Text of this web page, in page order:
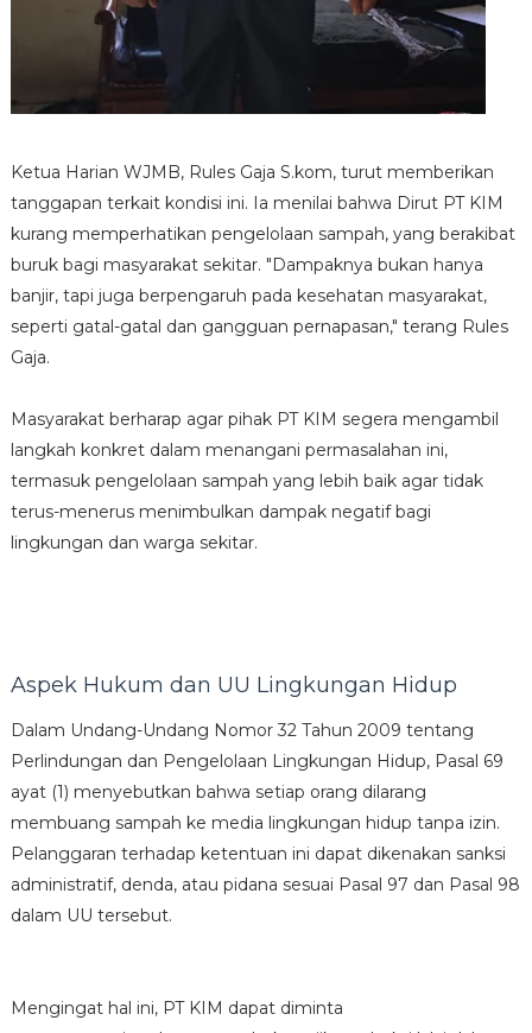
Ketua Harian WJMB, Rules Gaja S.kom, turut memberikan
tanggapan terkait kondisi ini. Ia menilai bahwa Dirut PT KIM
kurang memperhatikan pengelolaan sampah, yang berakibat
buruk bagi masyarakat sekitar. "Dampaknya bukan hanya
banjir, tapi juga berpengaruh pada kesehatan masyarakat,
seperti gatal-gatal dan gangguan pernapasan," terang Rules
Gaja.
Masyarakat berharap agar pihak PT KIM segera mengambil
langkah konkret dalam menangani permasalahan ini,
termasuk pengelolaan sampah yang lebih baik agar tidak
terus-menerus menimbulkan dampak negatif bagi
lingkungan dan warga sekitar.
Aspek Hukum dan UU Lingkungan Hidup
Dalam Undang-Undang Nomor 32 Tahun 2009 tentang
Perlindungan dan Pengelolaan Lingkungan Hidup, Pasal 69
ayat (1) menyebutkan bahwa setiap orang dilarang
membuang sampah ke media lingkungan hidup tanpa izin.
Pelanggaran terhadap ketentuan ini dapat dikenakan sanksi
administratif, denda, atau pidana sesuai Pasal 97 dan Pasal 98
dalam UU tersebut.
Mengingat hal ini, PT KIM dapat diminta